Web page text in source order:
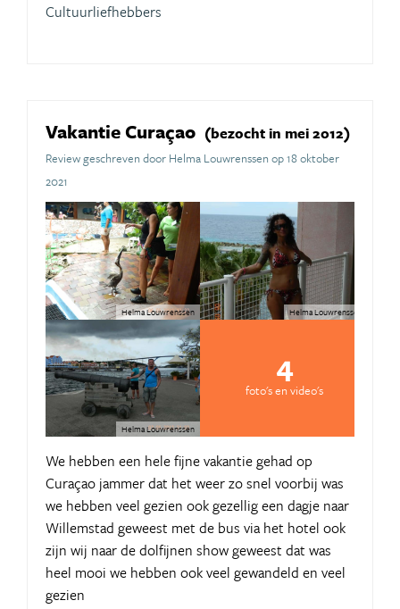
Cultuurliefhebbers
Vakantie Curaçao (bezocht in mei 2012)
Review geschreven door Helma Louwrenssen op 18 oktober
2021
Helma Louwrenssen Helma Louwrenssen
Helma Louwrenssen
4
foto's en video's
We hebben een hele fijne vakantie gehad op
Curaçao jammer dat het weer zo snel voorbij was
we hebben veel gezien ook gezellig een dagje naar
Willemstad geweest met de bus via het hotel ook
zijn wij naar de dolfijnen show geweest dat was
heel mooi we hebben ook veel gewandeld en veel
gezien